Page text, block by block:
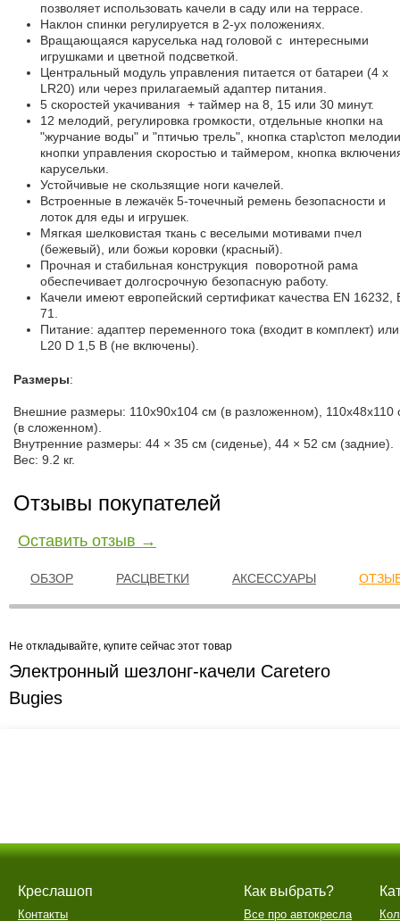
позволяет использовать качели в саду или на террасе.
Наклон спинки регулируется в 2-ух положениях.
Вращающаяся каруселька над головой с интересными
игрушками и цветной подсветкой.
Центральный модуль управления питается от батареи (4 х
LR20) или через прилагаемый адаптер питания.
5 скоростей укачивания + таймер на 8, 15 или 30 минут.
12 мелодий, регулировка громкости, отдельные кнопки на
"журчание воды" и "птичью трель", кнопка стар\стоп
кнопки управления скоростью и таймером, кнопка
карусельки.
Устойчивые не скользящие ноги качелей.
Встроенные в лежачёк 5-точечный ремень безопасности и
лоток для еды и игрушек.
Мягкая шелковистая ткань с веселыми мотивами пчел
(бежевый), или божьи коровки (красный).
Прочная и стабильная конструкция поворотной рама
обеспечивает долгосрочную безопасную работу.
Качели имеют европейский сертификат качества EN 16232,
71.
Питание: адаптер переменного тока (входит в комплект)
L20 D 1,5 В (не включены).
Размеры:
Внешние размеры: 110x90x104 см (в разложенном), 110x48x110
(в сложенном).
Внутренние размеры: 44 × 35 см (сиденье), 44 × 52 см (задние).
Вес: 9.2 кг.
Отзывы покупателей
Оставить отзыв →
ОБЗОР РАСЦВЕТКИ АКСЕССУАРЫ
Не откладывайте, купите сейчас этот товар
Электронный шезлонг-качели Caretero
Bugies
Креслашоп
Контакты
Как выбрать?
Все про автокресла